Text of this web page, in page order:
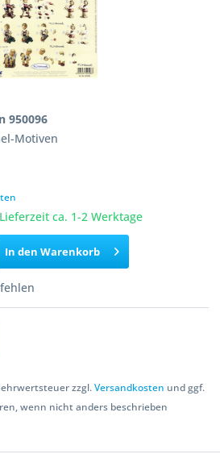
950096
Motiven
ca. 1-2 Werktage
In den Warenkorb
zzgl.Versandkosten und ggf.
wenn nicht anders beschrieben